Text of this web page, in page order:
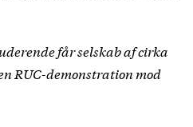
får selskab af cirka
RUC-demonstration mod